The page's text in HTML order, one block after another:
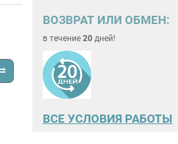
ВОЗВРАТ ИЛИ ОБМЕН:
в течение 20дней!
ВСЕ УСЛОВИЯ РАБОТЫ